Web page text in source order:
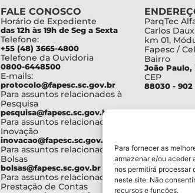
Para fornecer as
armazenar e/ou aceder
nos permitirá processar
neste site. Não
recursos e funções.
FALE CONOSCO
Horário de Expediente
das 12h às 19h de Seg a Sexta
Telefone:
+55 (48) 3665-4800
Telefone da Ouvidoria
0800-6448500
E-mails:
protocolo@fapesc.sc.gov.br
Para assuntos relacionados à
Pesquisa
pesquisa@fapesc.sc.gov.br
Para assuntos relacionados à
Inovação
inovacao@fapesc.sc.gov.br
Para assuntos relacionados à
Bolsas
bolsas@fapesc.sc.gov.br
Para assuntos relacionados à
Prestação de Contas
ParqTec
Carlos
km 01,
Fapesc /
Bairro
João Paulo,
CEP
88030 - 902